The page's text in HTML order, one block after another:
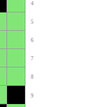
4
5
6
7
8
9